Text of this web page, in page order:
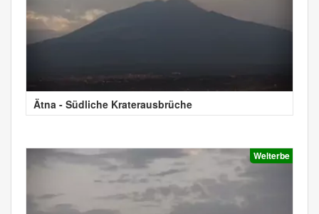
Ätna - Südliche Kraterausbrüche
Welterbe